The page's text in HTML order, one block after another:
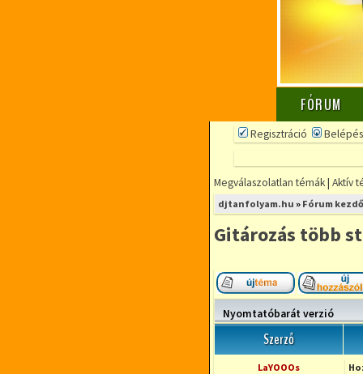
FÓRUM
Regisztráció Belépés
Megválaszolatlan témák| Aktív
djtanfolyam.hu » Fórum
Gitározás több
Új téma nyitása
Nyomtatóbarát verzió
Szerző
LaYOOOs